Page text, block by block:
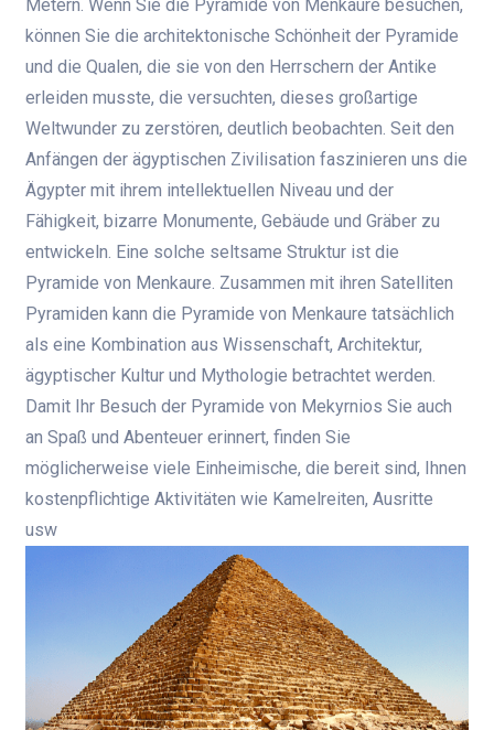
Metern. Wenn Sie die Pyramide von Menkaure besuchen,
können Sie die architektonische Schönheit der Pyramide
und die Qualen, die sie von den Herrschern der Antike
erleiden musste, die versuchten, dieses großartige
Weltwunder zu zerstören, deutlich beobachten. Seit den
Anfängen der ägyptischen Zivilisation faszinieren uns die
Ägypter mit ihrem intellektuellen Niveau und der
Fähigkeit, bizarre Monumente, Gebäude und Gräber zu
entwickeln. Eine solche seltsame Struktur ist die
Pyramide von Menkaure. Zusammen mit ihren Satelliten
Pyramiden kann die Pyramide von Menkaure tatsächlich
als eine Kombination aus Wissenschaft, Architektur,
ägyptischer Kultur und Mythologie betrachtet werden.
Damit Ihr Besuch der Pyramide von Mekyrnios Sie auch
an Spaß und Abenteuer erinnert, finden Sie
möglicherweise viele Einheimische, die bereit sind, Ihnen
kostenpflichtige Aktivitäten wie Kamelreiten, Ausritte
usw